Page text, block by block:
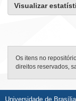
Visualizar
Os itens no
direitos reservados,
Universidade de